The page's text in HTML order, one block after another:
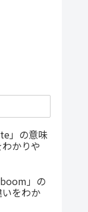
」の意味
かりや
」の
をわか